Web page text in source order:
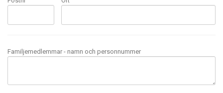
Familjemedlemmar - namn och personnummer